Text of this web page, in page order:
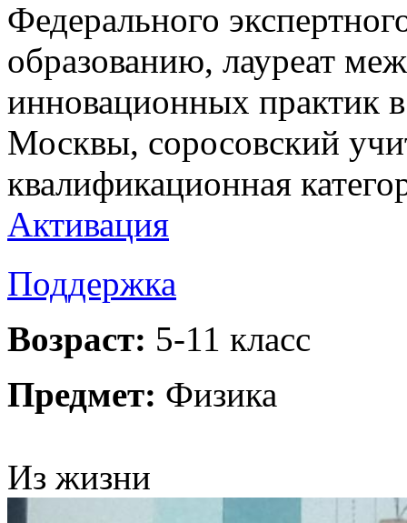
Федерального
образованию, лауреат
инновационных практик
Москвы, соросовский
квалификационная
Активация
Поддержка
Возраст: 5-11 класс
Предмет: Физика
Из жизни